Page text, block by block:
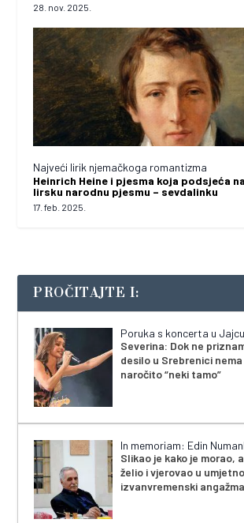
28. nov. 2025.
Najveći lirik njemačkoga romantizma
Heinrich Heine i pjesma koja podsjeća
lirsku narodnu pjesmu – sevdalinku
17. feb. 2025.
PROČITAJTE I:
Poruka s koncerta u Jajcu
Severina: Dok ne
desilo u Srebrenici
naročito “neki tamo”
In memoriam: Edin
Slikao je kako je morao,
želio i vjerovao u
izvanvremenski